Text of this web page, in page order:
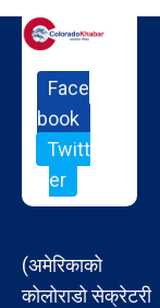
Face
book
Twitt
er
(अमेरिकाको
कोलोराडो सेक्रेटरी